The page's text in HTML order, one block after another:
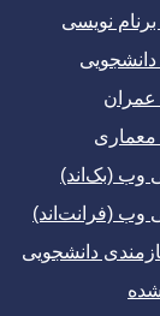
برنام نویسی
دانشجویی
عمران
معماری
وب (بک‌اند)
وب (فرانت‌اند)
دانشجویی